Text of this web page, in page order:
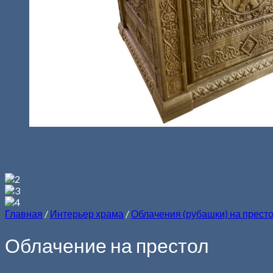
Главная / Интерьер храма / Облачения (рубашки) на
Облачение на престол